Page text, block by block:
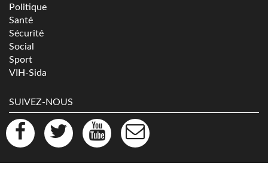
Politique
Santé
Sécurité
Social
Sport
VIH-Sida
SUIVEZ-NOUS